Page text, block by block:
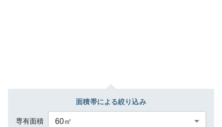
面積帯による絞り込み
専有面積 60㎡